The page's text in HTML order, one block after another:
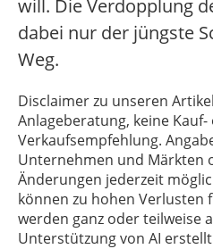
will. Die Verdopplung
dabei nur der jüngste
Weg.
Disclaimer zu unseren
Anlageberatung, keine Kauf-
Verkaufsempfehlung.
Unternehmen und Märkten
Änderungen jederzeit
können zu hohen Verlusten
werden ganz oder teilweise
Unterstützung von AI